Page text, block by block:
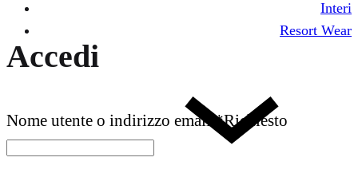
Interi
Resort Wear
Accedi
Nome utente o indirizzo email*Richiesto